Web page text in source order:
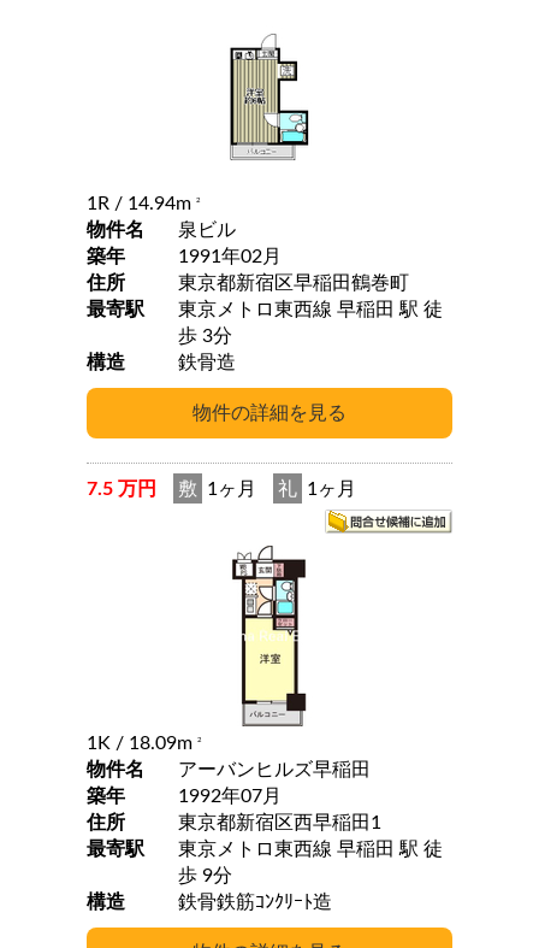
1R / 14.94m 2
物件名
泉ビル
築年
1991年02月
住所
東京都新宿区早稲田鶴巻町
最寄駅
東京メトロ東西線 早稲田 駅 徒
歩 3分
構造
鉄骨造
7.5 万円 敷 1ヶ月 礼 1ヶ月
1K / 18.09m 2
物件名
アーバンヒルズ早稲田
築年
1992年07月
住所
東京都新宿区西早稲田1
最寄駅
東京メトロ東西線 早稲田 駅 徒
歩 9分
構造
鉄骨鉄筋ｺﾝｸﾘｰﾄ造